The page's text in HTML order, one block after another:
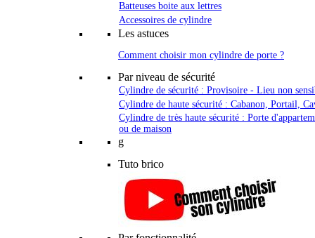
Batteuses boite aux lettres
Accessoires de cylindre
Les astuces
Comment choisir mon cylindre de porte ?
Par niveau de sécurité
Cylindre de sécurité : Provisoire - Lieu non
Cylindre de haute sécurité : Cabanon, Portail,
Cylindre de très haute sécurité : Porte
ou de maison
g
Tuto brico